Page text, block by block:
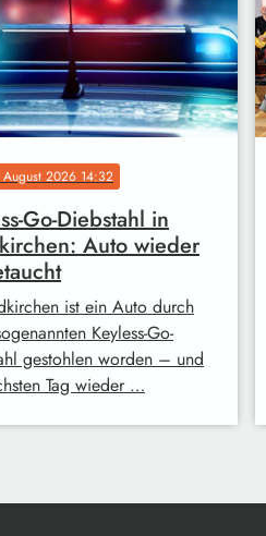
2026 14:32
Go-Diebstahl in
Auto wieder
ist ein Auto durch
Keyless-Go-
gestohlen worden – und
Tag wieder …